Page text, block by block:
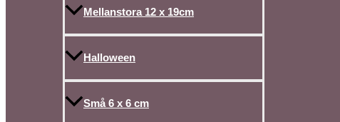
Mellanstora 12 x 19cm
Halloween
Små 6 x 6 cm